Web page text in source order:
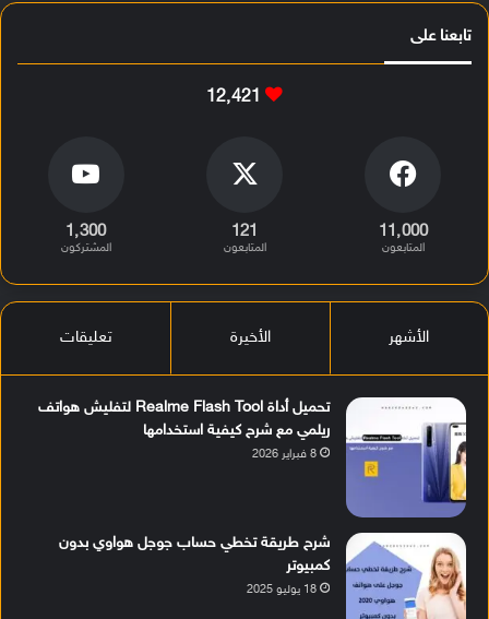
تابعنا على
12٬421
11٬000
المتابعون
121
المتابعون
1٬300
المشتركون
الأشهر الأخيرة تعليقات
تحميل أداة Realme Flash Tool لتفليش هواتف
ريلمي مع شرح كيفية استخدامها
8 فبراير 2026
شرح طريقة تخطي حساب جوجل هواوي بدون
كمبيوتر
18 يوليو 2025